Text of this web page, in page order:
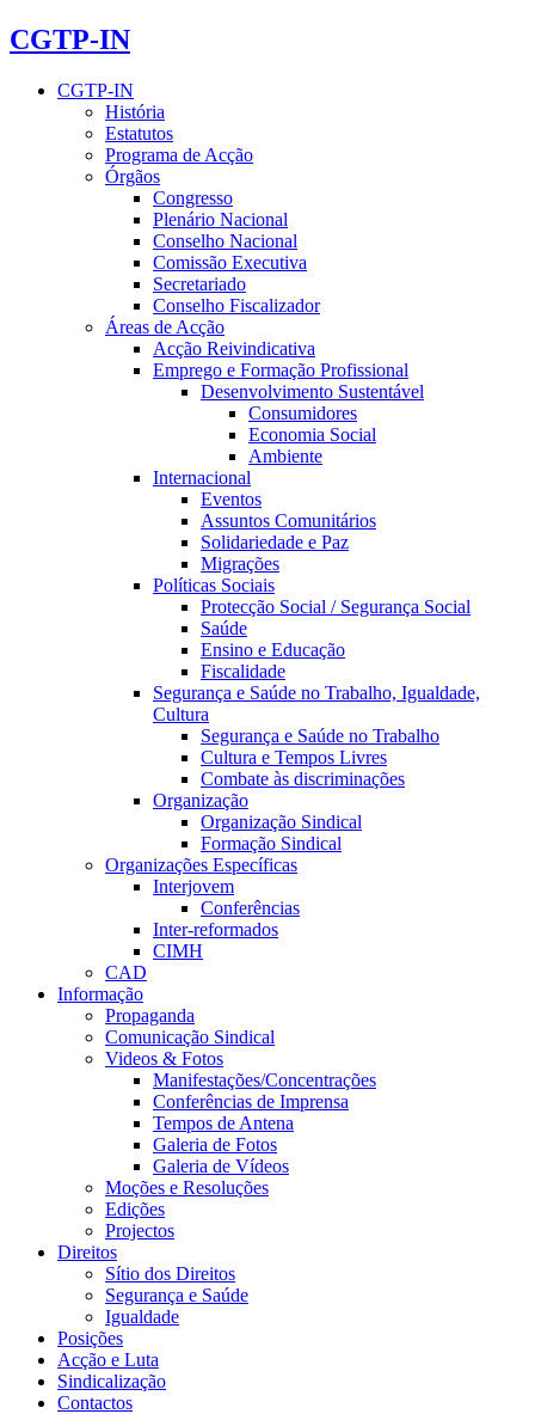
CGTP-IN
CGTP-IN
História
Estatutos
Programa de Acção
Órgãos
Congresso
Plenário Nacional
Conselho Nacional
Comissão Executiva
Secretariado
Conselho Fiscalizador
Áreas de Acção
Acção Reivindicativa
Emprego e Formação Profissional
Desenvolvimento Sustentável
Consumidores
Economia Social
Ambiente
Internacional
Eventos
Assuntos Comunitários
Solidariedade e Paz
Migrações
Políticas Sociais
Protecção Social / Segurança Social
Saúde
Ensino e Educação
Fiscalidade
Segurança e Saúde no Trabalho, Igualdade,
Cultura
Segurança e Saúde no Trabalho
Cultura e Tempos Livres
Combate às discriminações
Organização
Organização Sindical
Formação Sindical
Organizações Específicas
Interjovem
Conferências
Inter-reformados
CIMH
CAD
Informação
Propaganda
Comunicação Sindical
Videos & Fotos
Manifestações/Concentrações
Conferências de Imprensa
Tempos de Antena
Galeria de Fotos
Galeria de Vídeos
Moções e Resoluções
Edições
Projectos
Direitos
Sítio dos Direitos
Segurança e Saúde
Igualdade
Posições
Acção e Luta
Sindicalização
Contactos